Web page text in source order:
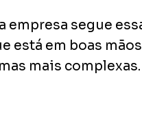
empresa segue
está em boas
mais complexas.